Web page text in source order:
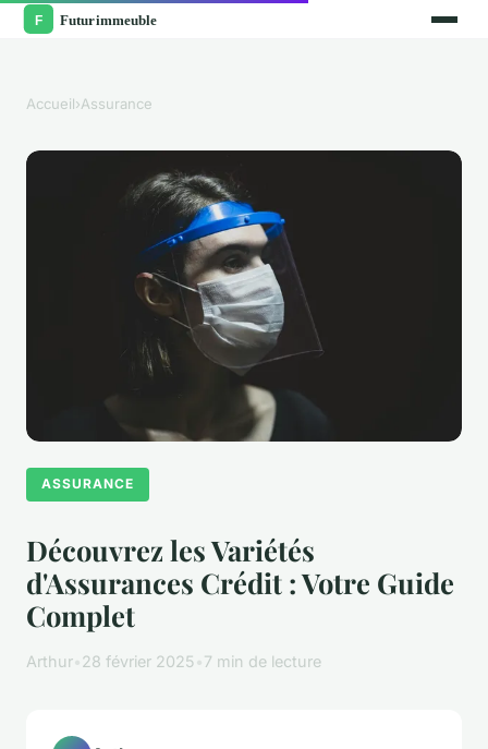
Accueil›Assurance
ASSURANCE
Découvrez les Variétés
d'Assurances Crédit : Votre Guide
Complet
Arthur 28 février 2025 7 min de lecture